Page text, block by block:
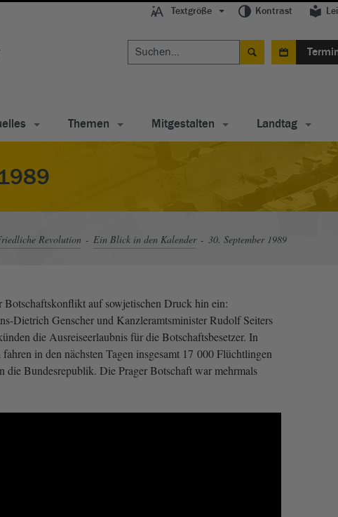
Textgröße Kontrast
Themen Mitgestalten Landtag
Revolution Ein Blick in den Kalender 30. September 1989
auf sowjetischen Druck hin ein:
Dietrich Genscher und Kanzleramtsminister Rudolf Seiters
die Ausreiseerlaubnis für die Botschaftsbesetzer. In
in den nächsten Tagen insgesamt 17 000 Flüchtlingen
die Bundesrepublik. Die Prager Botschaft war mehrmals